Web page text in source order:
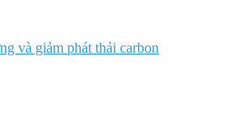
và giảm phát thải carbon